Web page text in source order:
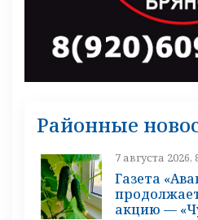
Районные
7 августа 2026,
Газета
акцию —